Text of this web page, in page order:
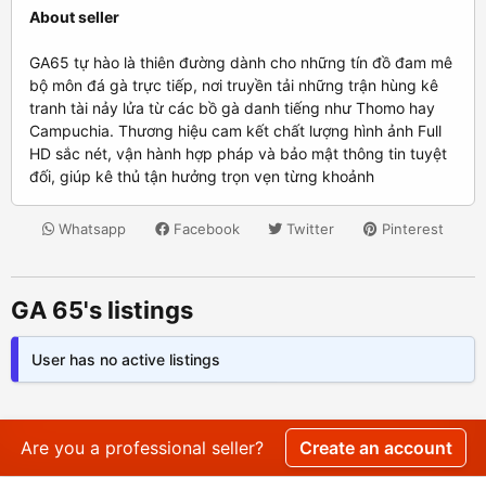
About seller
GA65 tự hào là thiên đường dành cho những tín đồ đam mê
bộ môn đá gà trực tiếp, nơi truyền tải những trận hùng kê
tranh tài nảy lửa từ các bồ gà danh tiếng như Thomo hay
Campuchia. Thương hiệu cam kết chất lượng hình ảnh Full
HD sắc nét, vận hành hợp pháp và bảo mật thông tin tuyệt
đối, giúp kê thủ tận hưởng trọn vẹn từng khoảnh
Whatsapp Facebook Twitter Pinterest
GA 65's listings
User has no active listings
Are you a professional seller? Create an account